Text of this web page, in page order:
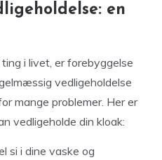
en
i livet, er forebyggelse
vedligeholdelse
mange problemer. Her er
vedligeholde din kloak:
si i dine vaske og